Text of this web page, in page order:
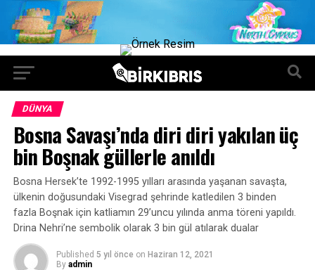
DÜNYA
Bosna Savaşı’nda diri diri yakılan üç
bin Boşnak güllerle anıldı
Bosna Hersek’te 1992-1995 yılları arasında yaşanan savaşta,
ülkenin doğusundaki Visegrad şehrinde katledilen 3 binden
fazla Boşnak için katliamın 29’uncu yılında anma töreni yapıldı.
Drina Nehri’ne sembolik olarak 3 bin gül atılarak dualar
Published 5 yıl önce on Haziran 12, 2021
By admin